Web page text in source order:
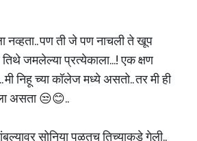
नव्हता.. पण ती जे पण नाचली ते खूप
जमलेल्या प्रत्येकाला...! एक क्षण
निहू च्या कॉलेज मध्ये असतो.. तर मी ही
असता 😒😊..